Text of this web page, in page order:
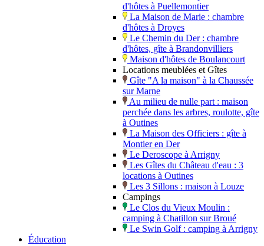
d'hôtes à Puellemontier
La Maison de Marie : chambre
d'hôtes à Droyes
Le Chemin du Der : chambre
d'hôtes, gîte à Brandonvilliers
Maison d'hôtes de Boulancourt
Locations meublées et Gîtes
Gîte "A la maison" à la Chaussée
sur Marne
Au milieu de nulle part : maison
perchée dans les arbres, roulotte, gîte
à Outines
La Maison des Officiers : gîte à
Montier en Der
Le Deroscope à Arrigny
Les Gîtes du Château d'eau : 3
locations à Outines
Les 3 Sillons : maison à Louze
Campings
Le Clos du Vieux Moulin :
camping à Chatillon sur Broué
Le Swin Golf : camping à Arrigny
Éducation